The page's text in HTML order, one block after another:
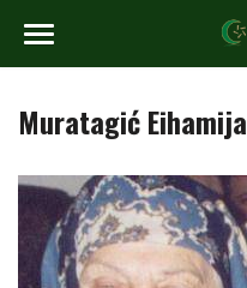
Muratagić Eihamija